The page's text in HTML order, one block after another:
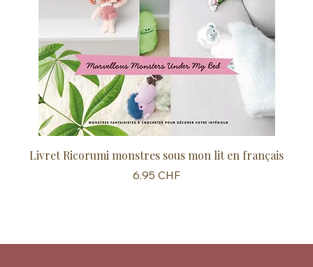
Livret Ricorumi monstres sous mon lit en français
Prix
6.95 CHF